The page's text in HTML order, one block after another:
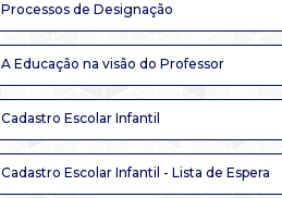
Processos de Designação
A Educação na visão do Professor
Cadastro Escolar Infantil
Cadastro Escolar Infantil - Lista de Espera